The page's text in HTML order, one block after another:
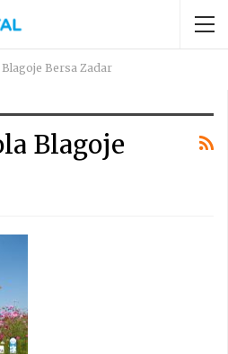
Blagoje Bersa Zadar
Blagoje